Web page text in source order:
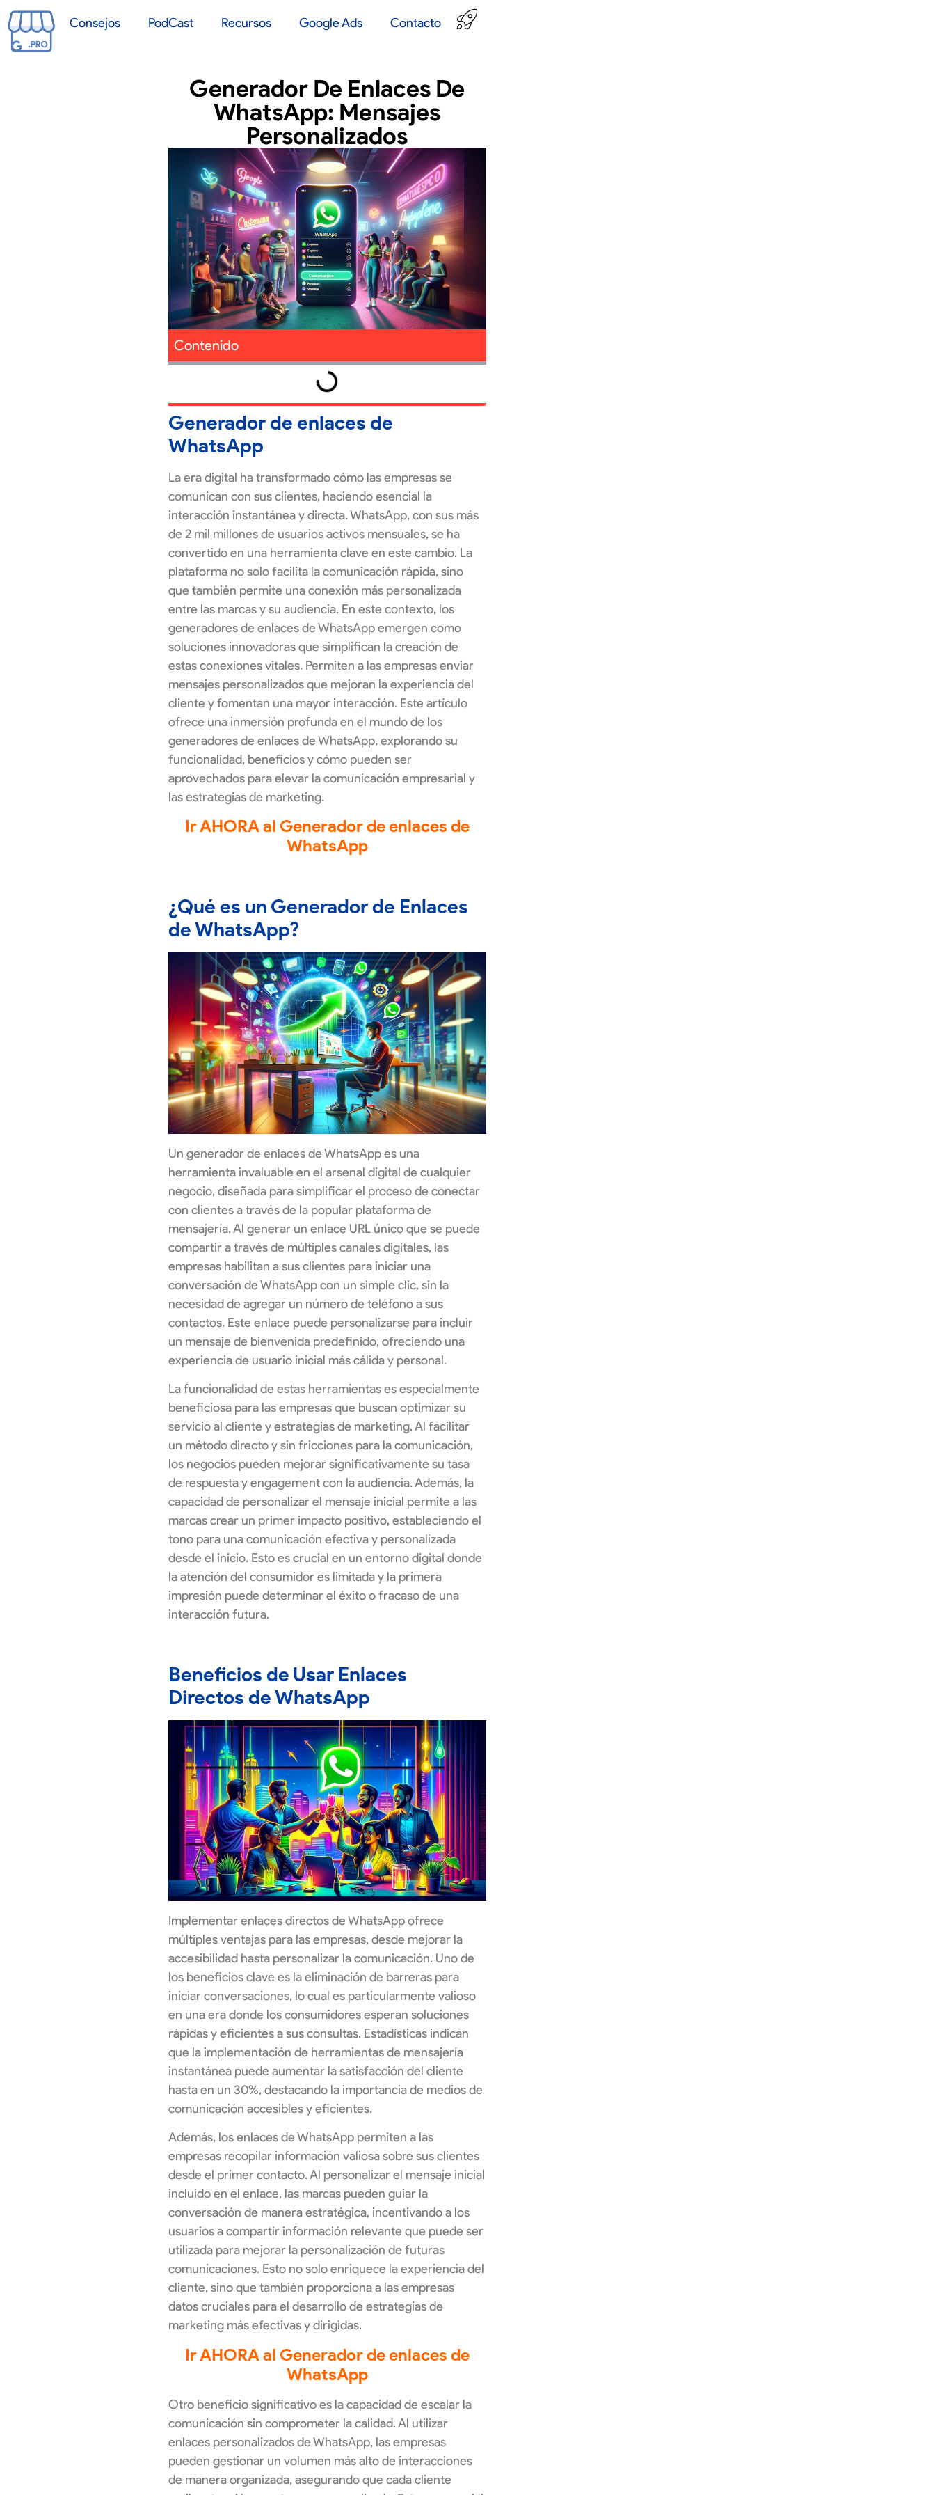
Consejos PodCast Recursos Google Ads Contacto
Generador De Enlaces De
WhatsApp: Mensajes
Personalizados
Contenido
Generador de enlaces de
WhatsApp
La era digital ha transformado cómo las empresas se
comunican con sus clientes, haciendo esencial la
interacción instantánea y directa. WhatsApp, con sus más
de 2 mil millones de usuarios activos mensuales, se ha
convertido en una herramienta clave en este cambio. La
plataforma no solo facilita la comunicación rápida, sino
que también permite una conexión más personalizada
entre las marcas y su audiencia. En este contexto, los
generadores de enlaces de WhatsApp emergen como
soluciones innovadoras que simplifican la creación de
estas conexiones vitales. Permiten a las empresas enviar
mensajes personalizados que mejoran la experiencia del
cliente y fomentan una mayor interacción. Este artículo
ofrece una inmersión profunda en el mundo de los
generadores de enlaces de WhatsApp, explorando su
funcionalidad, beneficios y cómo pueden ser
aprovechados para elevar la comunicación empresarial y
las estrategias de marketing.
Ir AHORA al Generador de enlaces de
WhatsApp
¿Qué es un Generador de Enlaces
de WhatsApp?
Un generador de enlaces de WhatsApp es una
herramienta invaluable en el arsenal digital de cualquier
negocio, diseñada para simplificar el proceso de conectar
con clientes a través de la popular plataforma de
mensajería. Al generar un enlace URL único que se puede
compartir a través de múltiples canales digitales, las
empresas habilitan a sus clientes para iniciar una
conversación de WhatsApp con un simple clic, sin la
necesidad de agregar un número de teléfono a sus
contactos. Este enlace puede personalizarse para incluir
un mensaje de bienvenida predefinido, ofreciendo una
experiencia de usuario inicial más cálida y personal.
La funcionalidad de estas herramientas es especialmente
beneficiosa para las empresas que buscan optimizar su
servicio al cliente y estrategias de marketing. Al facilitar
un método directo y sin fricciones para la comunicación,
los negocios pueden mejorar significativamente su tasa
de respuesta y engagement con la audiencia. Además, la
capacidad de personalizar el mensaje inicial permite a las
marcas crear un primer impacto positivo, estableciendo el
tono para una comunicación efectiva y personalizada
desde el inicio. Esto es crucial en un entorno digital donde
la atención del consumidor es limitada y la primera
impresión puede determinar el éxito o fracaso de una
interacción futura.
Beneficios de Usar Enlaces
Directos de WhatsApp
Implementar enlaces directos de WhatsApp ofrece
múltiples ventajas para las empresas, desde mejorar la
accesibilidad hasta personalizar la comunicación. Uno de
los beneficios clave es la eliminación de barreras para
iniciar conversaciones, lo cual es particularmente valioso
en una era donde los consumidores esperan soluciones
rápidas y eficientes a sus consultas. Estadísticas indican
que la implementación de herramientas de mensajería
instantánea puede aumentar la satisfacción del cliente
hasta en un 30%, destacando la importancia de medios de
comunicación accesibles y eficientes.
Además, los enlaces de WhatsApp permiten a las
empresas recopilar información valiosa sobre sus clientes
desde el primer contacto. Al personalizar el mensaje inicial
incluido en el enlace, las marcas pueden guiar la
conversación de manera estratégica, incentivando a los
usuarios a compartir información relevante que puede ser
utilizada para mejorar la personalización de futuras
comunicaciones. Esto no solo enriquece la experiencia del
cliente, sino que también proporciona a las empresas
datos cruciales para el desarrollo de estrategias de
marketing más efectivas y dirigidas.
Ir AHORA al Generador de enlaces de
WhatsApp
Otro beneficio significativo es la capacidad de escalar la
comunicación sin comprometer la calidad. Al utilizar
enlaces personalizados de WhatsApp, las empresas
pueden gestionar un volumen más alto de interacciones
de manera organizada, asegurando que cada cliente